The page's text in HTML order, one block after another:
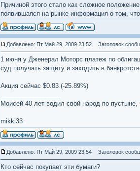
Причиной этого стало как сложное
появившаяся на рынке информация о том,
Добавлено: Пт Май 29, 2009 23:52 Заголовок
1 июня у Дженерал Моторс платеж по
суд получать защиту и заходить в
Акция сейчас $0.83 (-25.89%)
Моисей 40 лет водил свой народ по
mikki33
Добавлено: Пт Май 29, 2009 23:54 Заголовок
Кто сейчас покупает эти бумаги?